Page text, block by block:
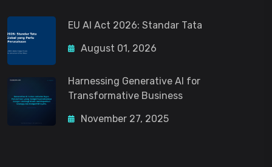
EU AI Act 2026: Standar Tata
August 01, 2026
Harnessing Generative AI for
Transformative Business
November 27, 2025